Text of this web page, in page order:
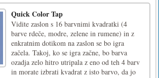
Quick Color Tap
Vidite zaslon s 16 barvnimi kvadratki (4
barve rdeče, modre, zelene in rumene) in z
enkratnim dotikom na zaslon se bo igra
začela. Takoj, ko se igra začne, bo barva
ozadja zelo hitro utripala z eno od teh 4 barv
in morate izbrati kvadrat z isto barvo, da jo